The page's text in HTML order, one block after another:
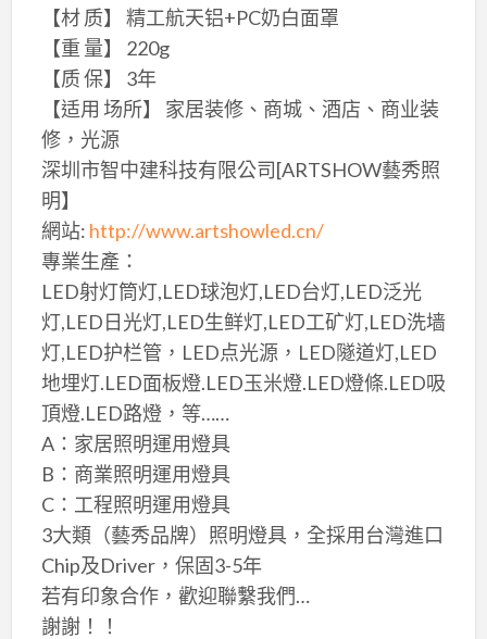
【材 质】 精工航天铝+PC奶白面罩
【重 量】 220g
【质 保】 3年
【适用 场所】 家居装修、商城、酒店、商业装
修，光源
深圳市智中建科技有限公司[ARTSHOW藝秀照
明】
網站: http://www.artshowled.cn/
專業生產：
LED射灯筒灯,LED球泡灯,LED台灯,LED泛光
灯,LED日光灯,LED生鲜灯,LED工矿灯,LED洗墙
灯,LED护栏管，LED点光源，LED隧道灯,LED
地埋灯.LED面板燈.LED玉米燈.LED燈條.LED吸
頂燈.LED路燈，等……
A：家居照明運用燈具
B：商業照明運用燈具
C：工程照明運用燈具
3大類（藝秀品牌）照明燈具，全採用台灣進口
Chip及Driver，保固3-5年
若有印象合作，歡迎聯繫我們…
謝謝！！